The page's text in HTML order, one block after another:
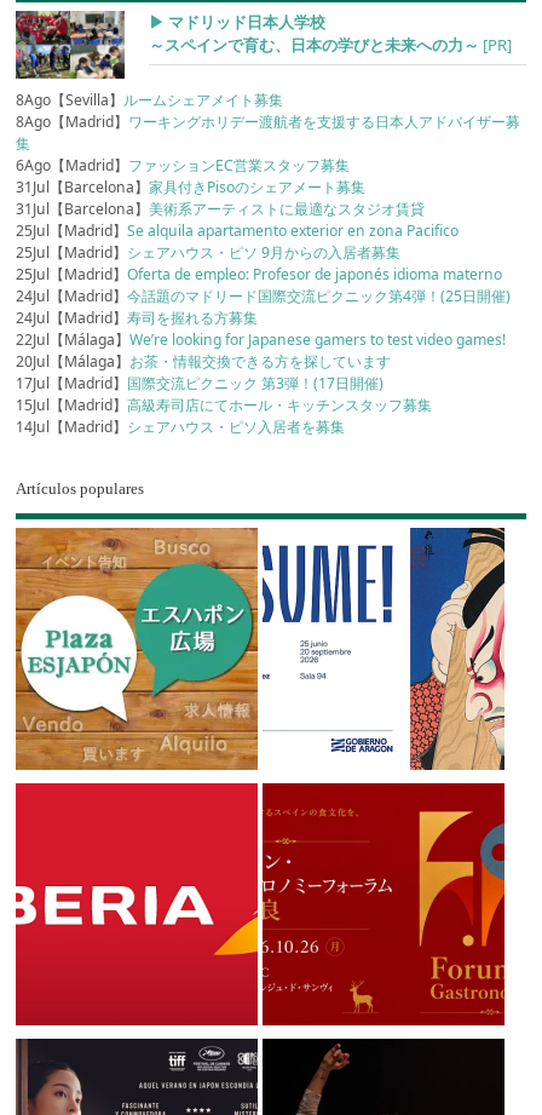
▶︎ マドリッド日本人学校
～スペインで育む、日本の学びと未来への力～ [PR]
8Ago【Sevilla】 ルームシェアメイト募集
8Ago【Madrid】 ワーキングホリデー渡航者を支援する日本人アドバイザー募
集
6Ago【Madrid】 ファッションEC営業スタッフ募集
31Jul【Barcelona】家具付きPisoのシェアメート募集
31Jul【Barcelona】美術系アーティストに最適なスタジオ賃貸
25Jul【Madrid】Se alquila apartamento exterior en zona Pacifico
25Jul【Madrid】 シェアハウス・ピソ 9月からの入居者募集
25Jul【Madrid】Oferta de empleo: Profesor de japonés idioma materno
24Jul【Madrid】今話題のマドリード国際交流ピクニック第4弾！(25日開催)
24Jul【Madrid】寿司を握れる方募集
22Jul【Málaga】We’re looking for Japanese gamers to test video games!
20Jul【Málaga】 お茶・情報交換できる方を探しています
17Jul【Madrid】 国際交流ピクニック 第3弾！(17日開催)
15Jul【Madrid】高級寿司店にてホール・キッチンスタッフ募集
14Jul【Madrid】 シェアハウス・ピソ入居者を募集
Artículos populares